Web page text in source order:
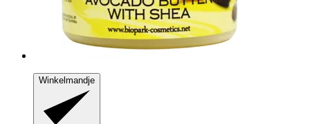
Winkelmandje